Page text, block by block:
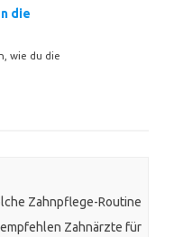
die
wie du die
Zahnpflege-Routine
empfehlen Zahnärzte für